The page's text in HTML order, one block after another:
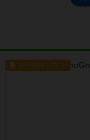
ルール/インスト